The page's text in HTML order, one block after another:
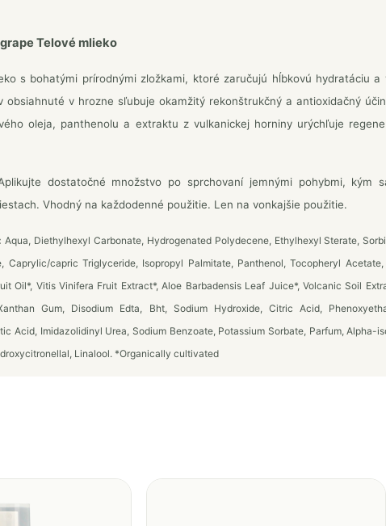
Telové mlieko
s bohatými prírodnými zložkami, ktoré zaručujú hĺbkovú hydratáciu
obsiahnuté v hrozne sľubuje okamžitý rekonštrukčný a antioxidačný
oleja, panthenolu a extraktu z vulkanickej horniny urýchľuje
dostatočné množstvo po sprchovaní jemnými pohybmi, kým
Vhodný na každodenné použitie. Len na vonkajšie použitie.
Aqua, Diethylhexyl Carbonate, Hydrogenated Polydecene, Ethylhexyl Sterate,
Caprylic/capric Triglyceride, Isopropyl Palmitate, Panthenol, Tocopheryl
Oil*, Vitis Vinifera Fruit Extract*, Aloe Barbadensis Leaf Juice*, Volcanic Soil
Gum, Disodium Edta, Bht, Sodium Hydroxide, Citric Acid,
Acid, Imidazolidinyl Urea, Sodium Benzoate, Potassium Sorbate, Parfum, Alpha-
Linalool. *Organically cultivated